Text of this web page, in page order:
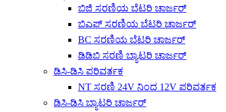
ಬಿಜಿ ಸರಣಿಯ ಬೆಟರಿ ಚಾರ್ಜರ್
ಬಿಎಫ್ ಸರಣಿಯ ಬೆಟರಿ ಚಾರ್ಜರ್
BC ಸರಣಿಯ ಬೆಟರಿ ಚಾರ್ಜರ್
ಡಿಡಿಬಿ ಸರಣಿ ಬ್ಯಾಟರಿ ಚಾರ್ಜರ್
ಡಿಸಿ-ಡಿಸಿ ಪರಿವರ್ತಕ
NT ಸರಣಿ 24V ನಿಂದ 12V ಪರಿವರ್ತಕ
ಡಿಸಿ-ಡಿಸಿ ಬ್ಯಾಟರಿ ಚಾರ್ಜರ್